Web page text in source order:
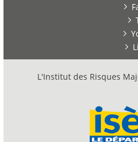
L'Institut des Risques